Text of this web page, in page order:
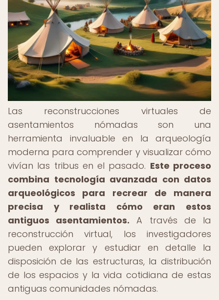
Las reconstrucciones virtuales de
asentamientos nómadas son una
herramienta invaluable en la arqueología
moderna para comprender y visualizar cómo
vivían las tribus en el pasado. Este proceso
combina tecnología avanzada con datos
arqueológicos para recrear de manera
precisa y realista cómo eran estos
antiguos asentamientos. A través de la
reconstrucción virtual, los investigadores
pueden explorar y estudiar en detalle la
disposición de las estructuras, la distribución
de los espacios y la vida cotidiana de estas
antiguas comunidades nómadas.